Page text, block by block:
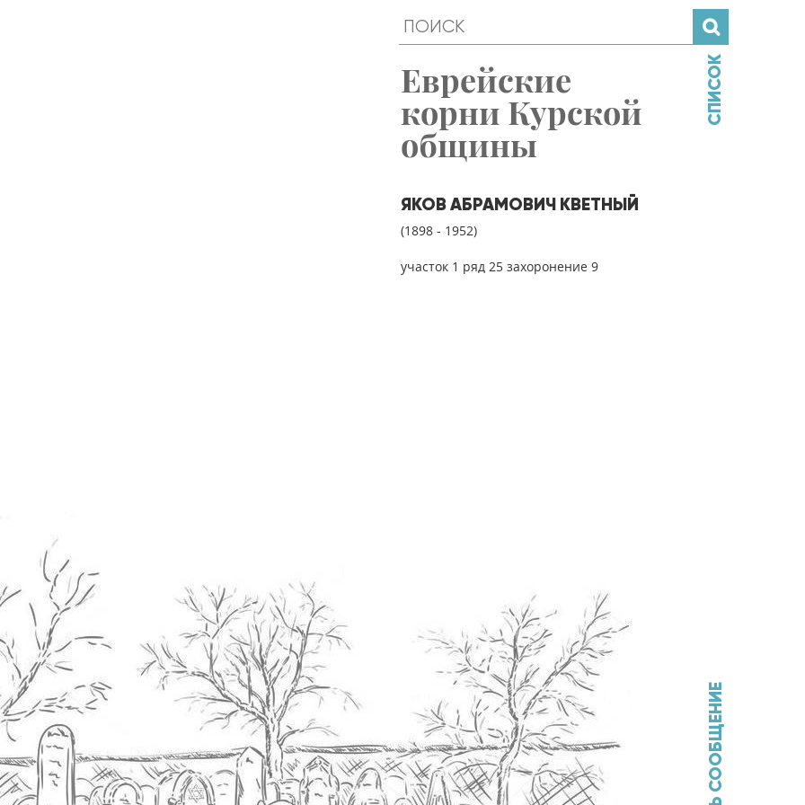
Еврейские
корни Курской
общины
ЯКОВ АБРАМОВИЧ КВЕТНЫЙ
(1898 - 1952)
участок 1 ряд 25 захоронение 9
СПИСОК